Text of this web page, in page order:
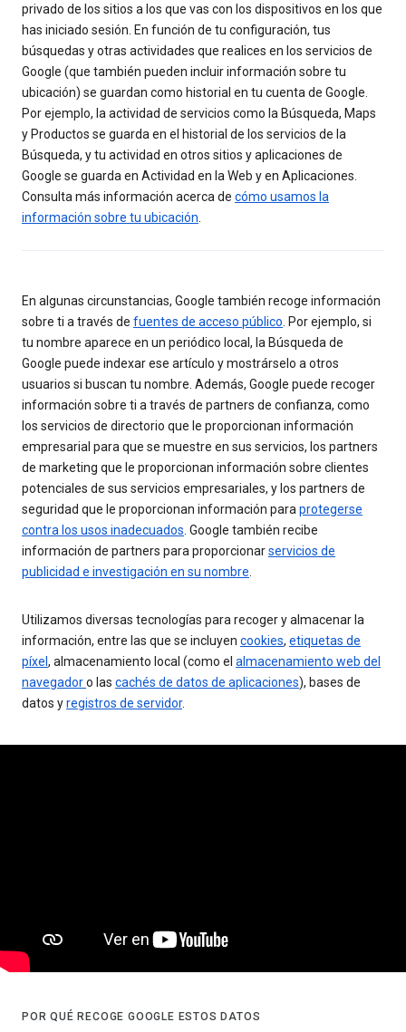
privado de los sitios a los que vas con los dispositivos en los que
has iniciado sesión. En función de tu configuración, tus
búsquedas y otras actividades que realices en los servicios de
Google (que también pueden incluir información sobre tu
ubicación) se guardan como historial en tu cuenta de Google.
Por ejemplo, la actividad de servicios como la Búsqueda, Maps
y Productos se guarda en el historial de los servicios de la
Búsqueda, y tu actividad en otros sitios y aplicaciones de
Google se guarda en Actividad en la Web y en Aplicaciones.
Consulta más información acerca de cómo usamos la
información sobre tu ubicación
En algunas circunstancias, Google también recoge información
sobre ti a través de fuentes de acceso público . Por ejemplo, si
tu nombre aparece en un periódico local, la Búsqueda de
Google puede indexar ese artículo y mostrárselo a otros
usuarios si buscan tu nombre. Además, Google puede recoger
información sobre ti a través de partners de confianza, como
los servicios de directorio que le proporcionan información
empresarial para que se muestre en sus servicios, los partners
de marketing que le proporcionan información sobre clientes
potenciales de sus servicios empresariales, y los partners de
seguridad que le proporcionan información para protegerse
contra los usos inadecuados . Google también recibe
información de partners para proporcionarservicios de
publicidad e investigación en su nombre
Utilizamos diversas tecnologías para recoger y almacenar la
información, entre las que se incluyen cookies, etiquetas de
píxel , almacenamiento local (como el almacenamiento web del
navegadoro las cachés de datos de aplicaciones), bases de
datos yregistros de servidor.
POR QUÉ RECOGE GOOGLE ESTOS DATOS